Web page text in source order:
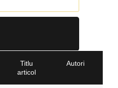
Titlu
articol
Autori